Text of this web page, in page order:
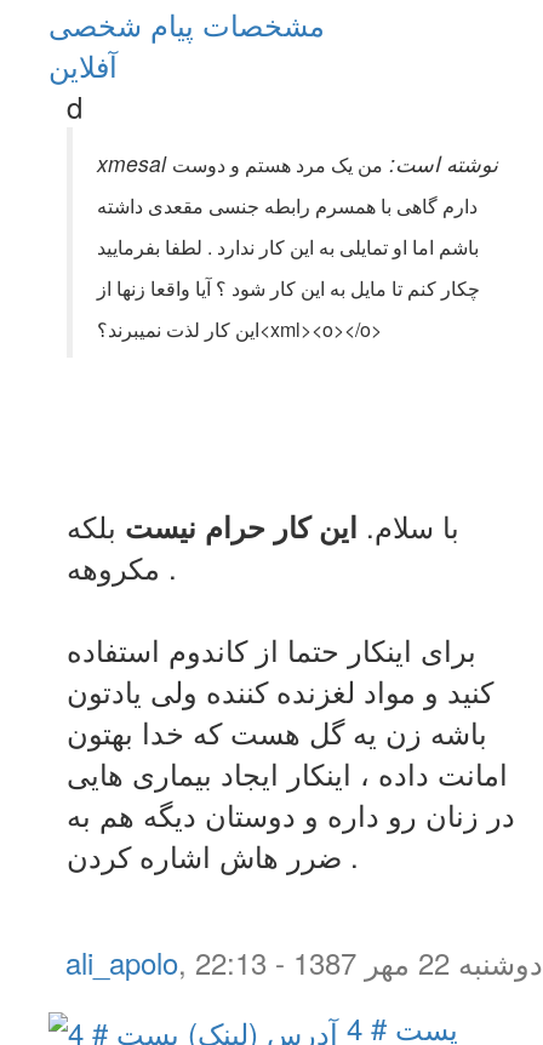
مشخصات پیام شخصی
آفلاين
d
xmesal نوشته است: من یک مرد هستم و دوست
دارم گاهی با همسرم رابطه جنسی مقعدی داشته
باشم اما او تمایلی به این کار ندارد . لطفا بفرمایید
چکار کنم تا مایل به این کار شود ؟ آیا واقعا زنها از
این کار لذت نمیبرند؟<xml><o></o>
با سلام. این کار حرام نیست بلکه
مکروهه .
برای اینکار حتما از کاندوم استفاده
کنید و مواد لغزنده کننده ولی یادتون
باشه زن یه گل هست که خدا بهتون
امانت داده ، اینکار ایجاد بیماری هایی
در زنان رو داره و دوستان دیگه هم به
ضرر هاش اشاره کردن .
ali_apolo,
دوشنبه 22 مهر 1387 - 22:13
پست # 4